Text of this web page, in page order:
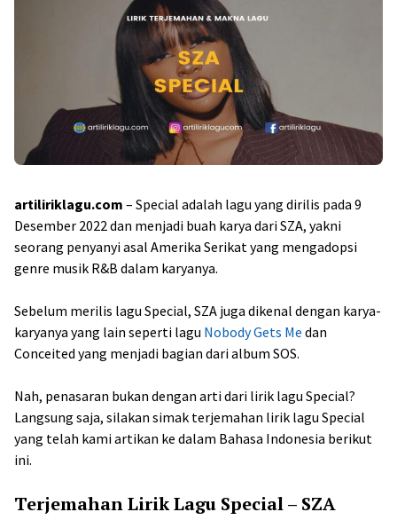
artiliriklagu.com – Special adalah lagu yang dirilis pada 9
Desember 2022 dan menjadi buah karya dari SZA, yakni
seorang penyanyi asal Amerika Serikat yang mengadopsi
genre musik R&B dalam karyanya.
Sebelum merilis lagu Special, SZA juga dikenal dengan karya-
karyanya yang lain seperti lagu Nobody Gets Me dan
Conceited yang menjadi bagian dari album SOS.
Nah, penasaran bukan dengan arti dari lirik lagu Special?
Langsung saja, silakan simak terjemahan lirik lagu Special
yang telah kami artikan ke dalam Bahasa Indonesia berikut
ini.
Terjemahan Lirik Lagu Special – SZA